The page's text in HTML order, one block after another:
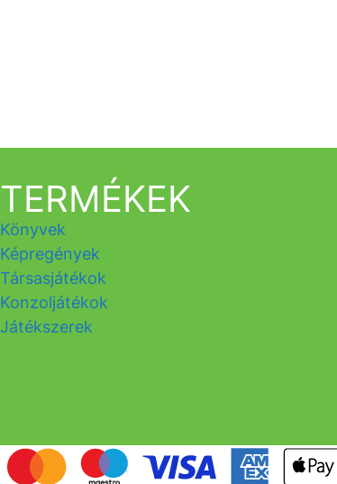
TERMÉKEK
Könyvek
Képregények
Társasjátékok
Konzoljátékok
Játékszerek